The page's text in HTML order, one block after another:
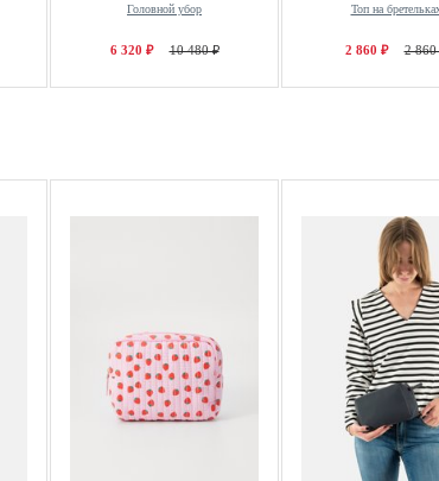
Головной убор
6 320 ₽ 10 480 ₽
Топ на
2 860 ₽ 2 860